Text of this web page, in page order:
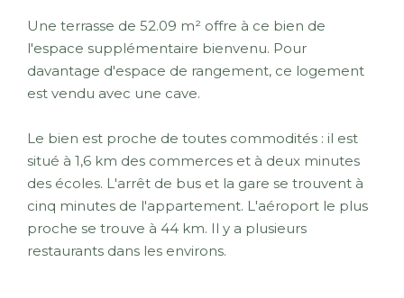
Une terrasse de 52.09 m² offre à ce bien de
l'espace supplémentaire bienvenu. Pour
davantage d'espace de rangement, ce logement
est vendu avec une cave.
Le bien est proche de toutes commodités : il est
situé à 1,6 km des commerces et à deux minutes
des écoles. L'arrêt de bus et la gare se trouvent à
cinq minutes de l'appartement. L'aéroport le plus
proche se trouve à 44 km. Il y a plusieurs
restaurants dans les environs.